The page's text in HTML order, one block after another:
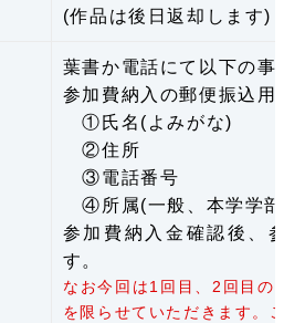
(作品は後日返却します)
葉書か電話にて以下の事項
参加費納入の郵便振込用紙
①氏名(よみがな)
②住所
③電話番号
④所属(一般、本学学部生
参加費納入金確認後、参
す。
なお今回は1回目、2回目の両
を限らせていただきます。ご